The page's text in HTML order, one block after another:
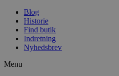
Blog
Historie
Find butik
Indretning
Nyhedsbrev
Menu